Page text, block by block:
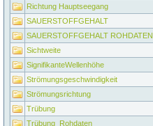
Richtung Hauptseegang
SAUERSTOFFGEHALT
SAUERSTOFFGEHALT ROHDATEN
Sichtweite
SignifikanteWellenhöhe
Strömungsgeschwindigkeit
Strömungsrichtung
Trübung
Trübung_Rohdaten